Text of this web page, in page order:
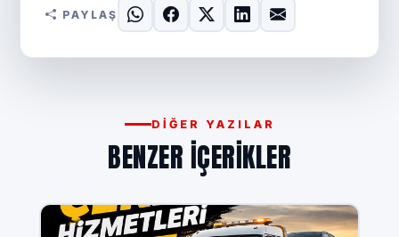
PAYLAŞ
DIĞER YAZILAR
BENZER IÇERIKLER